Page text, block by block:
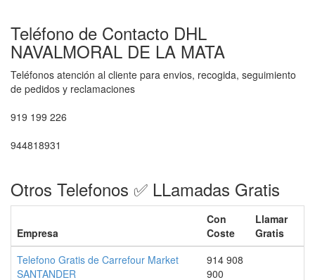
Teléfono de Contacto DHL
NAVALMORAL DE LA MATA
Teléfonos atención al cliente para envios, recogida, seguimiento
de pedidos y reclamaciones
919 199 226
944818931
Otros Telefonos ✅ LLamadas Gratis
Empresa
Con
Coste
Llamar
Gratis
Telefono Gratis de Carrefour Market
SANTANDER
914 908
900